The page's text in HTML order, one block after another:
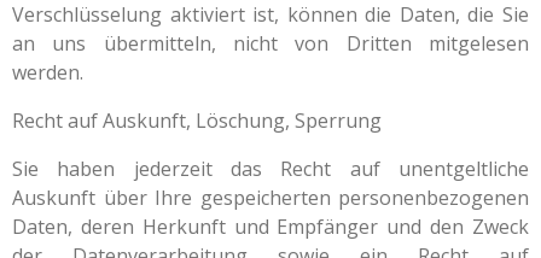
Verschlüsselung aktiviert ist, können die Daten, die Sie
an uns übermitteln, nicht von Dritten mitgelesen
werden.
Recht auf Auskunft, Löschung, Sperrung
Sie haben jederzeit das Recht auf unentgeltliche
Auskunft über Ihre gespeicherten personenbezogenen
Daten, deren Herkunft und Empfänger und den Zweck